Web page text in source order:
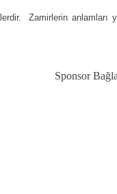
Zamirlerin anlamları
Sponsor